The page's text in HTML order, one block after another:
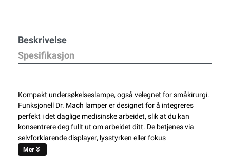
Beskrivelse
Spesifikasjon
Kompakt undersøkelseslampe, også velegnet for småkirurgi.
Funksjonell Dr. Mach lamper er designet for å integreres
perfekt i det daglige medisinske arbeidet, slik at du kan
konsentrere deg fullt ut om arbeidet ditt. De betjenes via
selvforklarende displayer, lysstyrken eller fokus
Mer